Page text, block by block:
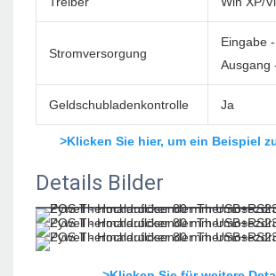
Stromversorgung
Eingabe
Ausgang
Geldschubladenkontrolle Ja
>Klicken Sie hier, um ein Beispiel
Details Bilder